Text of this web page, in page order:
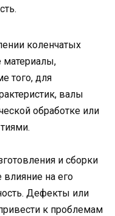
коленчатых
материалы,
того, для
валы
обработке или
и сборки
влияние на его
Дефекты или
к проблемам